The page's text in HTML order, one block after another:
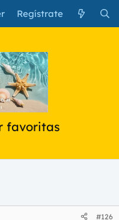
Regístrate
favoritas
#126